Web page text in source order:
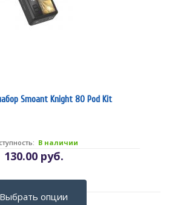
Smoant Knight 80 Pod Kit
130.00 руб.
В наличии
Выбрать опции